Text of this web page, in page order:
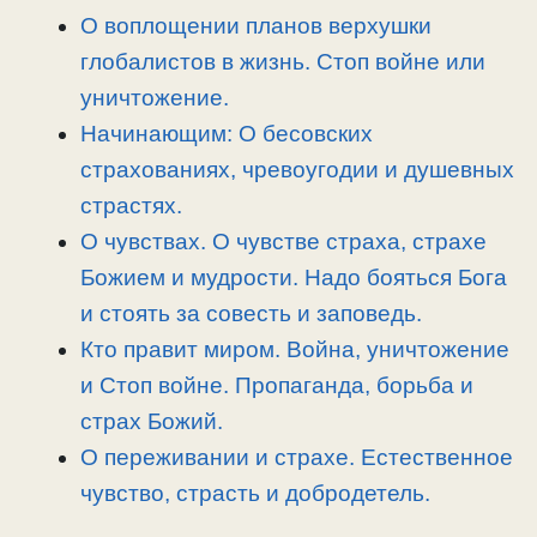
a
О воплощении планов верхушки
глобалистов в жизнь. Стоп войне или
уничтожение.
Начинающим: О бесовских
страхованиях, чревоугодии и душевных
страстях.
О чувствах. О чувстве страха, страхе
Божием и мудрости. Надо бояться Бога
и стоять за совесть и заповедь.
Кто правит миром. Война, уничтожение
и Стоп войне. Пропаганда, борьба и
страх Божий.
О переживании и страхе. Естественное
чувство, страсть и добродетель.